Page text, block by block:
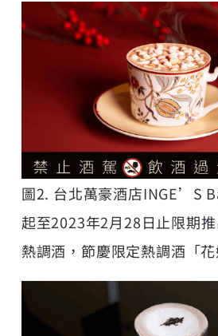
圖2. 台北萬豪酒店INGE’S
起至2023年2月28日止限期
熱調酒，節慶限定熱調酒「花